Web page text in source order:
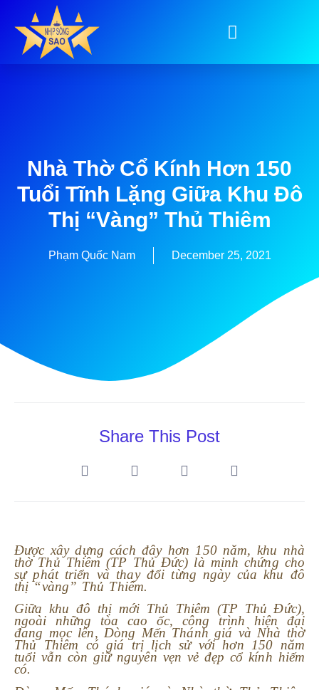
Nhà Thờ Cổ Kính Hơn 150
Tuổi Tĩnh Lặng Giữa Khu Đô
Thị “vàng” Thủ Thiêm
Phạm Quốc Nam December 25, 2021
Share This Post
Được xây dựng cách đây hơn 150 năm, khu nhà
thờ Thủ Thiêm (TP Thủ Đức) là minh chứng cho
sự phát triển và thay đổi từng ngày của khu đô
thị “vàng” Thủ Thiêm.
Giữa khu đô thị mới Thủ Thiêm (TP Thủ Đức),
ngoài những tòa cao ốc, công trình hiện đại
đang mọc lên, Dòng Mến Thánh giá và Nhà thờ
Thủ Thiêm có giá trị lịch sử với hơn 150 năm
tuổi vẫn còn giữ nguyên vẹn vẻ đẹp cổ kính hiếm
có.